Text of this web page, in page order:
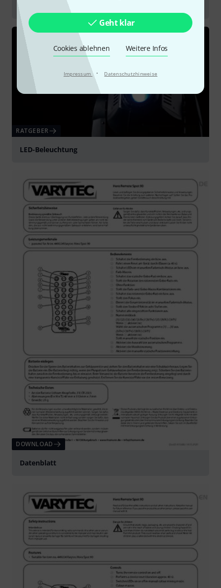
Geht klar
Cookies ablehnen Weitere Infos
Impressum · Datenschutzhinweise
Par Scheinwerfer
RATGEBER
LED-Beleuchtung
DOWNLOAD
Datenblatt